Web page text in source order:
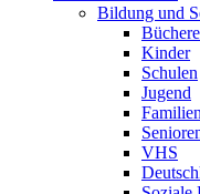
Bildung und
Kinder
Schulen
Jugend
VHS